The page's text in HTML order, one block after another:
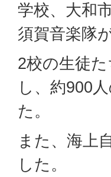
学校、大和
須賀音楽隊
2校の生徒
し、約900
た。
また、海上
した。